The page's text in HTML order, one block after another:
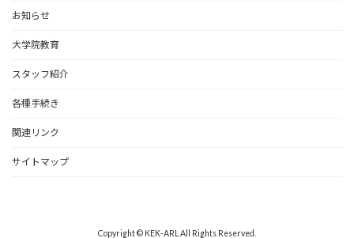
お知らせ
大学院教育
スタッフ紹介
各種手続き
関連リンク
サイトマップ
Copyright © KEK-ARL All Rights Reserved.